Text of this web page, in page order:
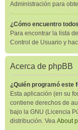
Administración para
¿Cómo encuentro
Para encontrar la lista
Control de Usuario y
Acerca de phpBB
¿Quién programó este
Esta aplicación (en su
contiene derechos de
bajo la GNU (Licencia
distribución. Vea About